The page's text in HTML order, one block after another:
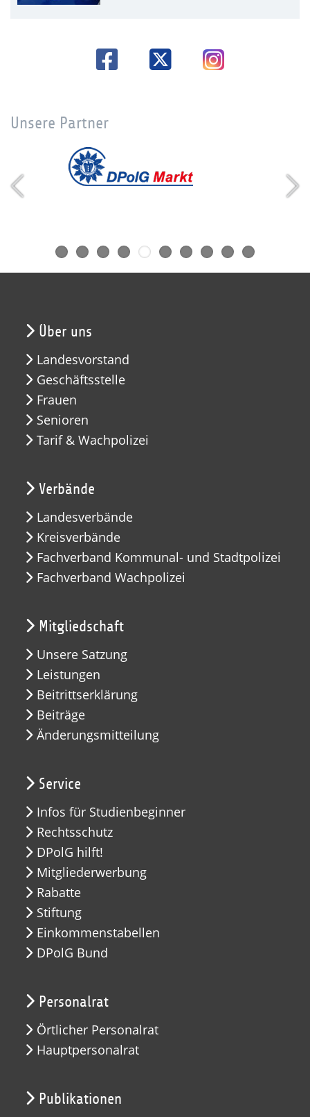
Unsere Partner
Über uns
Landesvorstand
Geschäftsstelle
Frauen
Senioren
Tarif & Wachpolizei
Verbände
Landesverbände
Kreisverbände
Fachverband Kommunal- und Stadtpolizei
Fachverband Wachpolizei
Mitgliedschaft
Unsere Satzung
Leistungen
Beitrittserklärung
Beiträge
Änderungsmitteilung
Service
Infos für Studienbeginner
Rechtsschutz
DPolG hilft!
Mitgliederwerbung
Rabatte
Stiftung
Einkommenstabellen
DPolG Bund
Personalrat
Örtlicher Personalrat
Hauptpersonalrat
Publikationen